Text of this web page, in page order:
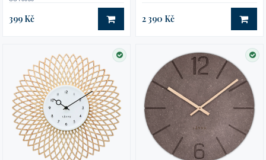
399 Kč DO KOŠÍKU
2 390 Kč DO
SKLADEM